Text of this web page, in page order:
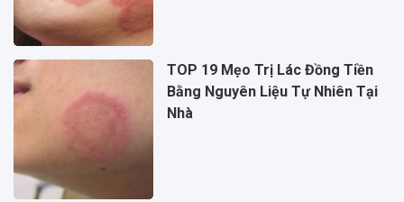
TOP 19 Mẹo Trị Lác Đồng Tiền
Bằng Nguyên Liệu Tự Nhiên Tại
Nhà